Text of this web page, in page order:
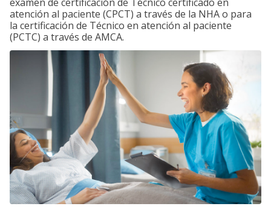
atención al paciente (CPCT) a través de la NHA o para
la certificación de Técnico en atención al paciente
(PCTC) a través de AMCA.